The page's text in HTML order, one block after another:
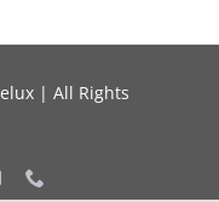
| All Rights